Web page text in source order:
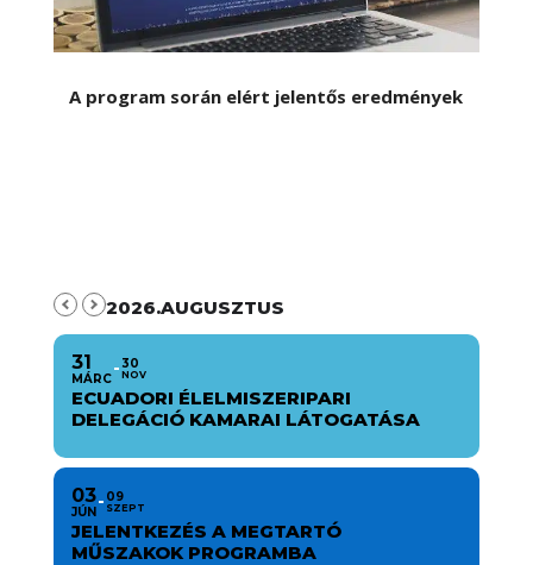
A program során elért jelentős eredmények
2026.AUGUSZTUS
31
MÁRC
30
NOV
ECUADORI ÉLELMISZERIPARI
DELEGÁCIÓ KAMARAI LÁTOGATÁSA
03
JÚN
09
SZEPT
JELENTKEZÉS A MEGTARTÓ
MŰSZAKOK PROGRAMBA